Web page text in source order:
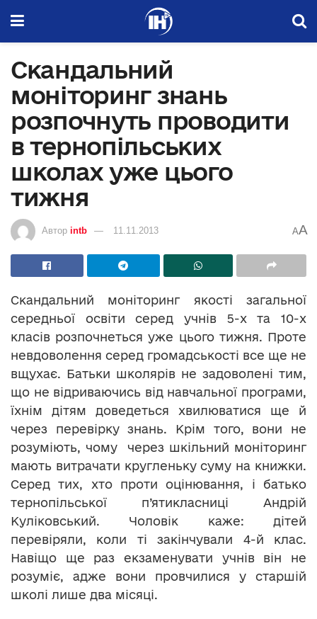
Скандальний
моніторинг знань
розпочнуть проводити
в тернопільських
школах уже цього
тижня
Автор intb 11.11.2013 AA
Скандальний моніторинг якості загальної
середньої освіти серед учнів 5-х та 10-х
класів розпочнеться уже цього тижня. Проте
невдоволення серед громадськості все ще не
вщухає. Батьки школярів не задоволені тим,
що не відриваючись від навчальної програми,
їхнім дітям доведеться хвилюватися ще й
через перевірку знань. Крім того, вони не
розуміють, чому через шкільний моніторинг
мають витрачати кругленьку суму на книжки.
Серед тих, хто проти оцінювання, і батько
тернопільської п’ятикласниці Андрій
Куліковський. Чоловік каже: дітей
перевіряли, коли ті закінчували 4-й клас.
Навіщо ще раз екзаменувати учнів він не
розуміє, адже вони провчилися у старшій
школі лише два місяці.